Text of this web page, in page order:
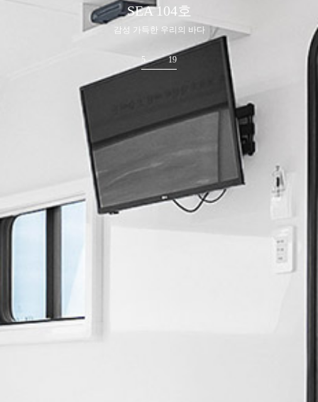
SEA 104호
감성 가득한 우리의 바다
5 19